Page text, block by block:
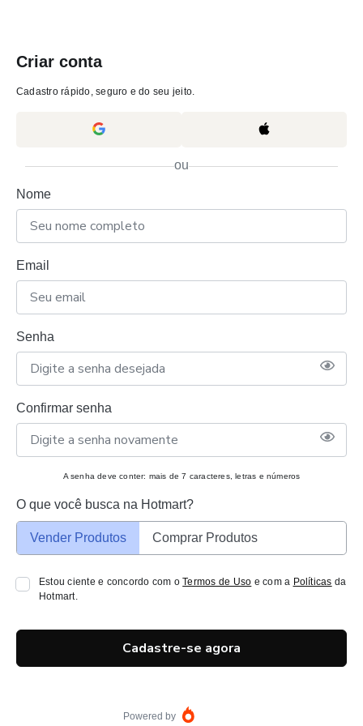
Criar conta
Cadastro rápido, seguro e do seu jeito.
ou
Nome
Email
Senha
Confirmar senha
A senha deve conter: mais de 7 caracteres, letras e números
O que você busca na Hotmart?
Vender Produtos Comprar Produtos
Estou ciente e concordo com oTermos de Uso e com a Políticas da
Hotmart.
Cadastre-se agora
Powered by